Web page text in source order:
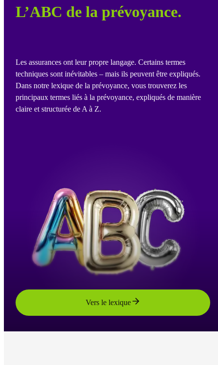
L’ABC de la prévoyance.
Les assurances ont leur propre langage. Certains termes
techniques sont inévitables – mais ils peuvent être expliqués.
Dans notre lexique de la prévoyance, vous trouverez les
principaux termes liés à la prévoyance, expliqués de manière
claire et structurée de A à Z.
Vers le lexique